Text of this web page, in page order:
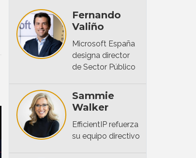
Fernando
Valiño
Microsoft España
designa director
de Sector Público
Sammie
Walker
EfficientIP refuerza
su equipo directivo